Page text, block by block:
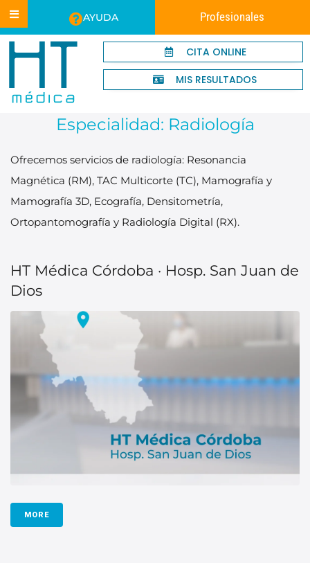
AYUDA Profesionales
CITA ONLINE
MIS RESULTADOS
Especialidad: Radiología
Ofrecemos servicios de radiología: Resonancia
Magnética (RM), TAC Multicorte (TC), Mamografía y
Mamografía 3D, Ecografía, Densitometría,
Ortopantomografía y Radiología Digital (RX).
HT Médica Córdoba · Hosp. San Juan de
Dios
MORE